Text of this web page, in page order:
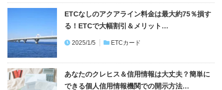
首都高カードは使わないと損！誰でも日曜20％
割引
2023/9/4 クレジットカード
両替はしない！ 外貨で世界を旅できるSonyBa
nkWALLET（Visaデ…